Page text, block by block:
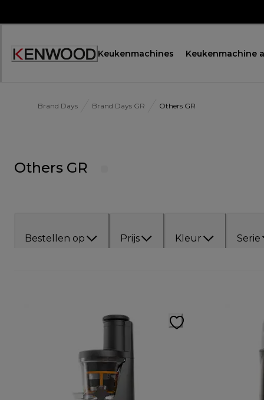
Keukenmachines Keukenmachine
Brand Days Brand Days GR Others GR
Others GR
Bestellen op Prijs Kleur Serie